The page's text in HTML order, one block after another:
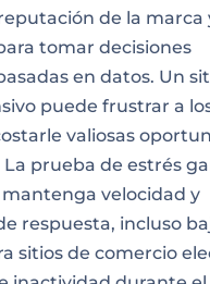
de la marca
tomar decisiones
en datos. Un
puede frustrar a
valiosas
prueba de estrés
velocidad y
respuesta, incluso
sitios de comercio